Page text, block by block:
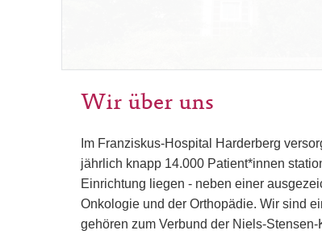
Wir über uns
Im Franziskus-Hospital Harderberg
jährlich knapp 14.000 Patient*innen
Einrichtung liegen - neben einer
Onkologie und der Orthopädie. Wir sind
gehören zum Verbund der Niels-Stensen-